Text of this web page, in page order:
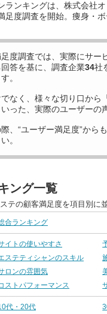
ランキングは、株式会社
足度調査を開始。痩身・
度調査では、実際にサー
答を基に、調査企業34社
。
なく、様々な切り口から
った、実際のユーザーの
、“ユーザー満足度”から
。
ング一覧
テの顧客満足度を項目別に
合ランキング
イトの使いやすさ
ステティシャンのスキル
ロンの雰囲気
ストパフォーマンス
代・20代